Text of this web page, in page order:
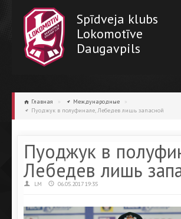
Spīdveja klubs
Lokomotīve
Daugavpils
Главная » Международные
»
Пуоджук в полуфинале, Лебедев лишь запасной
Пуоджук в
Лебедев лишь
LM 06.05.2017 19:35